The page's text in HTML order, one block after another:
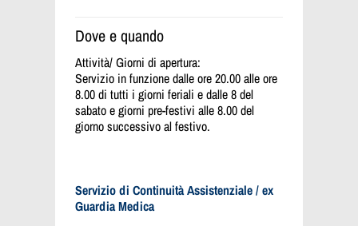
Dove e quando
Attività/ Giorni di apertura:
Servizio in funzione dalle ore 20.00 alle ore
8.00 di tutti i giorni feriali e dalle 8 del
sabato e giorni pre-festivi alle 8.00 del
giorno successivo al festivo.
Servizio di Continuità Assistenziale / ex
Guardia Medica